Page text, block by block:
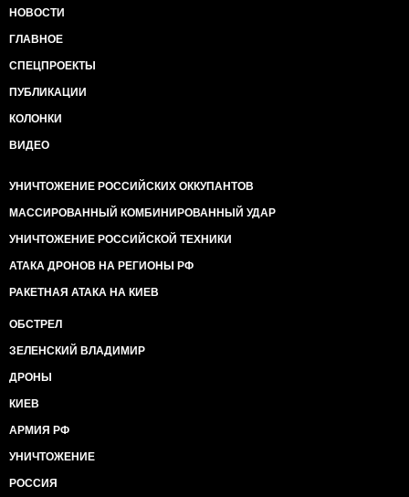
НОВОСТИ
ГЛАВНОЕ
СПЕЦПРОЕКТЫ
ПУБЛИКАЦИИ
КОЛОНКИ
ВИДЕО
УНИЧТОЖЕНИЕ РОССИЙСКИХ ОККУПАНТОВ
МАССИРОВАННЫЙ КОМБИНИРОВАННЫЙ УДАР
УНИЧТОЖЕНИЕ РОССИЙСКОЙ ТЕХНИКИ
АТАКА ДРОНОВ НА РЕГИОНЫ РФ
РАКЕТНАЯ АТАКА НА КИЕВ
ОБСТРЕЛ
ЗЕЛЕНСКИЙ ВЛАДИМИР
ДРОНЫ
КИЕВ
АРМИЯ РФ
УНИЧТОЖЕНИЕ
РОССИЯ